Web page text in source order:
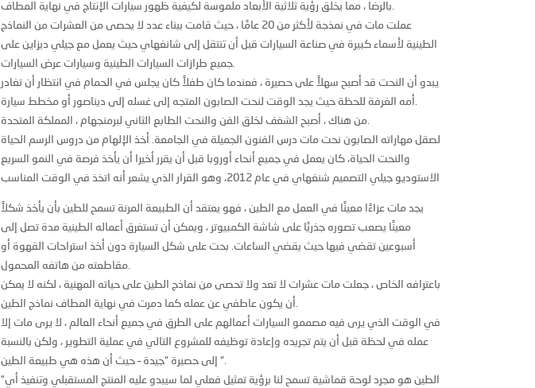
عملت مات في نمذجة لأكثر من 20 عامًا ، حيث قامت ببناء عدد لا يحصى من العشرات من النماذج
الطينية لأسماء كبيرة في صناعة السيارات قبل أن تنتقل إلى شانغهاي حيث يعمل مع جيلي ديزاين على
يبدو أن النحت قد أصبح سهلاً على حصيرة ، فعندما كان طفلاً كان يجلس في الحمام في انتظار أن تغادر
لصقل مهاراته الصابون نحت مات درس الفنون الجميلة في الجامعة. أخذ الإلهام من دروس الرسم الحياة
والنحت الحياة، كان يعمل في جميع أنحاء أوروبا قبل أن يقرر أخيرا أن يأخذ فرصة في النمو السريع
الاستوديو جيلي التصميم شنغهاي في عام 2012، وهو القرار الذي يشعر أنه اتخذ في الوقت المناسب
يجد مات عزاءًا معينًا في العمل مع الطين ، فهو يعتقد أن الطبيعة المرنة تسمح للطين بأن يأخذ شكلاً
معينًا يصعب تصوره جذريًا على شاشة الكمبيوتر ، ويمكن أن تستغرق أعماله الطينية مدة تصل إلى
أسبوعين تقضي فيها حيث يقضي الساعات. بحت على شكل السيارة دون أخذ استراحات القهوة أو
باعترافه الخاص ، جعلت مات عشرات لا تعد ولا تحصى من نماذج الطين على حياته المهنية ، لكنه لا يمكن
في الوقت الذي يرى فيه مصممو السيارات أعمالهم على الطرق في جميع أنحاء العالم ، لا يرى مات إلا
عمله في لحظة قبل أن يتم تجريده وإعادة توظيفه للمشروع التالي في عملية التطوير ، ولكن بالنسبة
إلى حصيرة “جيدة – حيث أن هذه هي طبيعة الطين “.
“الطين هو مجرد لوحة قماشية تسمح لنا برؤية تمثيل فعلي لما سيبدو عليه المنتج المستقبلي وتنفيذ أي